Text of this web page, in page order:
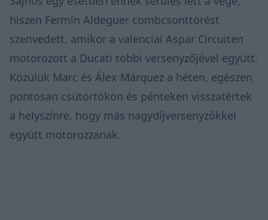
hiszen Fermín Aldeguer combcsonttörést
szenvedett, amikor a valenciai Aspar Circuiten
motorozott a Ducati többi versenyzőjével együtt.
Közülük Marc és Álex Márquez a héten, egészen
pontosan csütörtökön és pénteken visszatértek
a helyszínre, hogy más nagydíjversenyzőkkel
együtt motorozzanak.